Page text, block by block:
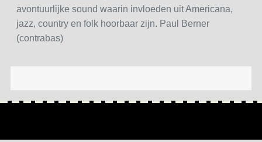
avontuurlijke sound waarin invloeden uit Americana,
jazz, country en folk hoorbaar zijn. Paul Berner
(contrabas)